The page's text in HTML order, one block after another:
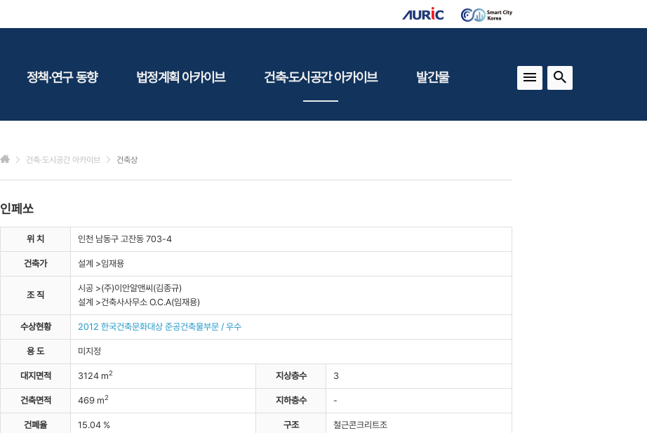
정책·연구 동향
연구동향
법정계획 아카이브
에너지
관광
산림/농림/수산
문화
사회복지
자료실
건축·도시공간 아카이브 발간물
건축도시연구
건축·도시공간 아카이브 건축상
인페쏘
위 치 인천 남동구 고잔동 703-4
건축가 설계 >임재용
조 직
시공 >(주)이안알앤씨(김종규)
설계 >건축사사무소 O.C.A(임재용)
수상현황 2012 한국건축문화대상 준공건축물부문 / 우수
용 도 미지정
대지면적 3124 m2 지상층수 3
건축면적 469 m2 지하층수 -
건폐율 15.04 % 구조 철근콘크리트조